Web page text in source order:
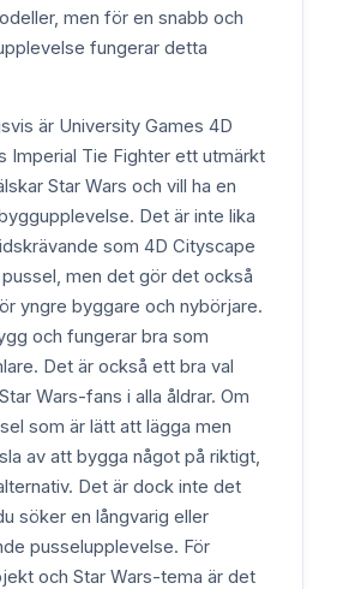
men för en snabb och
fungerar detta
är University Games 4D
Imperial Tie Fighter ett utmärkt
Star Wars och vill ha en
Det är inte lika
som 4D Cityscape
men det gör det också
yngre byggare och nybörjare.
och fungerar bra som
Det är också ett bra val
Wars-fans i alla åldrar. Om
som är lätt att lägga men
av att bygga något på riktigt,
Det är dock inte det
söker en långvarig eller
pusselupplevelse. För
och Star Wars-tema är det